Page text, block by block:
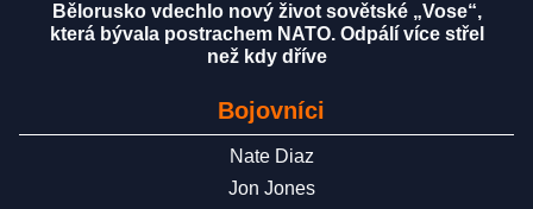
Bělorusko vdechlo nový život sovětské „Vose“,
která bývala postrachem NATO. Odpálí více střel
než kdy dříve
Bojovníci
Nate Diaz
Jon Jones